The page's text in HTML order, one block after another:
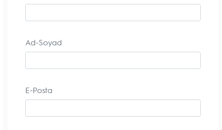
Ad-Soyad
E-Posta